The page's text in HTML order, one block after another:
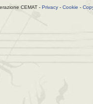
CEMAT - Privacy - Cookie -